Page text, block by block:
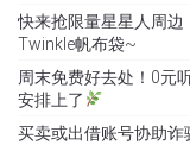
快来抢限量星星人周
Twinkle帆布袋~
周末免费好去处！0元
安排上了
买卖或出借账号协助